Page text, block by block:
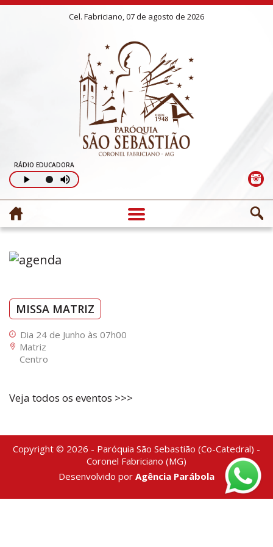
Cel. Fabriciano, 07 de agosto de 2026
RÁDIO EDUCADORA
MISSA MATRIZ
Dia 24 de Junho às 07h00
Matriz
Centro
Veja todos os eventos >>>
Copyright © 2026 - Paróquia São Sebastião (Co-Catedral) -
Coronel Fabriciano (MG)
Desenvolvido por Agência Parábola